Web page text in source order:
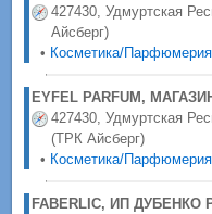
427430, Удмуртская
Айсберг)
• Косметика/Парфюмерия
EYFEL PARFUM,
427430, Удмуртская
(ТРК Айсберг)
• Косметика/Парфюмерия
FABERLIC, ИП ДУБЕНКО